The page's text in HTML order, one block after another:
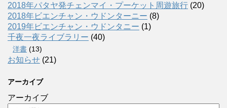
2018年パタヤ発チェンマイ・プーケット周遊旅行 (20)
2018年ビエンチャン・ウドンターニー (8)
2019年ビエンチャン・ウドンタニー (1)
千夜一夜ライブラリー (40)
洋書 (13)
お知らせ (21)
アーカイブ
アーカイブ